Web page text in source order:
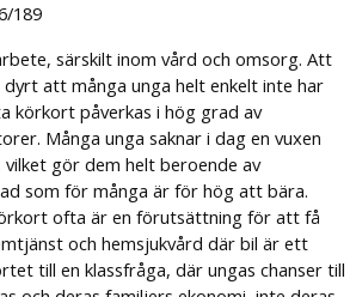
189
särskilt inom vård och omsorg. Att
att många unga helt enkelt inte har
körkort påverkas i hög grad av
Många unga saknar i dag en vuxen
gör dem helt beroende av
som för många är för hög att bära.
ofta är en förutsättning för att få
och hemsjukvård där bil är ett
till en klassfråga, där ungas chanser till